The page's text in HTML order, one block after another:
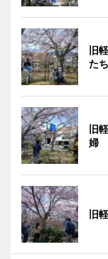
旧
たち
旧
婦
旧